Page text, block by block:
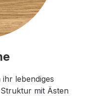
lebendiges
mit Ästen